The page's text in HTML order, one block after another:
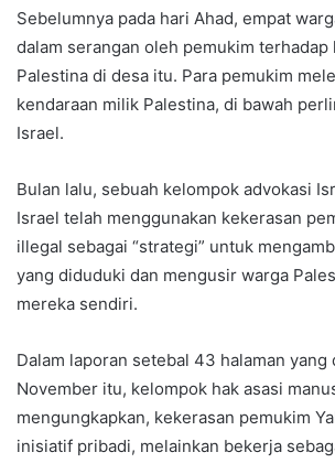
Sebelumnya pada hari Ahad, empat
dalam serangan oleh pemukim terhadap
Palestina di desa itu. Para pemukim
kendaraan milik Palestina, di bawah
Israel.
Bulan lalu, sebuah kelompok advokasi
Israel telah menggunakan kekerasan
illegal sebagai “strategi” untuk
yang diduduki dan mengusir warga
mereka sendiri.
Dalam laporan setebal 43 halaman yang
November itu, kelompok hak asasi
mengungkapkan, kekerasan pemukim
inisiatif pribadi, melainkan bekerja